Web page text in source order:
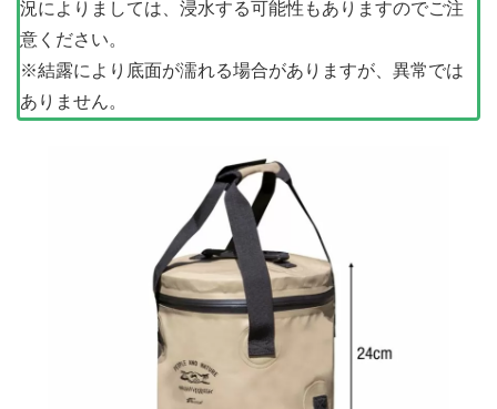
況によりましては、浸水する可能性もありますのでご注
意ください。
※結露により底面が濡れる場合がありますが、異常では
ありません。